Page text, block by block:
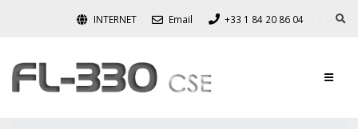
INTERNET Email +33 1 84 20 86 04